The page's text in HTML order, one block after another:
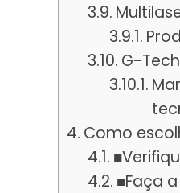
G-Tech
Como
■Faça